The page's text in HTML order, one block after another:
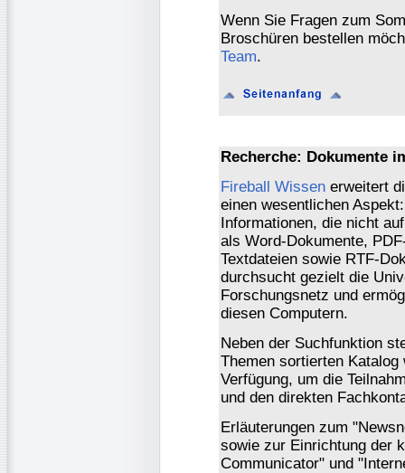
Wenn Sie Fragen zum
Broschüren bestellen
Team.
Recherche: Dokumente
Fireball Wissen erweitert
einen wesentlichen
Informationen, die nicht
als Word-Dokumente,
Textdateien sowie RTF-
durchsucht gezielt die
Forschungsnetz und
diesen Computern.
Neben der Suchfunktion
Themen sortierten
Verfügung, um die
und den direkten
Erläuterungen zum
sowie zur Einrichtung der
Communicator" und